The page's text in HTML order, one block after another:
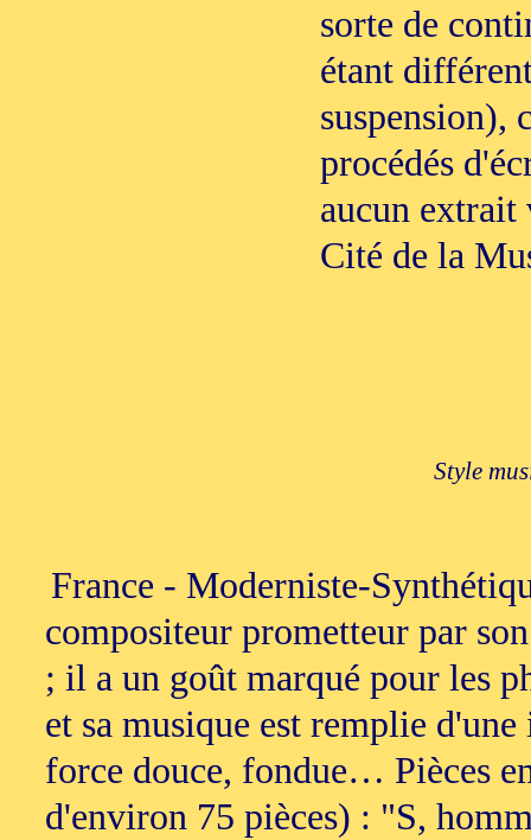
sorte de
étant
suspension),
procédés
aucun extrait
Cité de la
Style
France - Moderniste-
compositeur prometteur par
; il a un goût marqué pour les
et sa musique est remplie
force douce, fondue… Pièces
d'environ 75 pièces) : "S,